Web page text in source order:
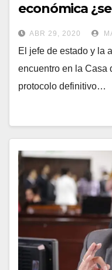
económica
acuerdo?
ABR 29, 2020
El jefe de estado y la
encuentro en la Casa
protocolo definitivo…